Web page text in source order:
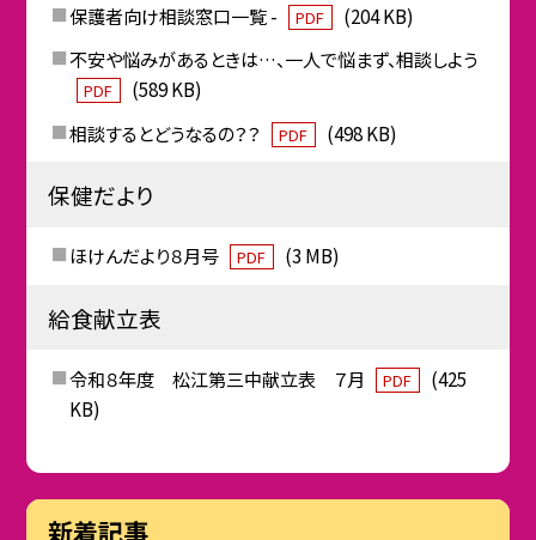
保護者向け相談窓口一覧 -
PDF
(204 KB)
不安や悩みがあるときは…、一人で悩まず、相談しよう
PDF
(589 KB)
相談するとどうなるの？？
PDF (498 KB)
保健だより
ほけんだより８月号 PDF (3 MB)
給食献立表
令和８年度 松江第三中献立表 ７月 PDF
(425
KB)
新着記事